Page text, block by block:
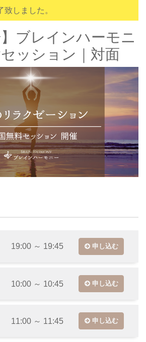
致しました。
】ブレインハーモニ
ッション｜対面
19:00 ～ 19:45 申し込む
10:00 ～ 10:45 申し込む
11:00 ～ 11:45 申し込む